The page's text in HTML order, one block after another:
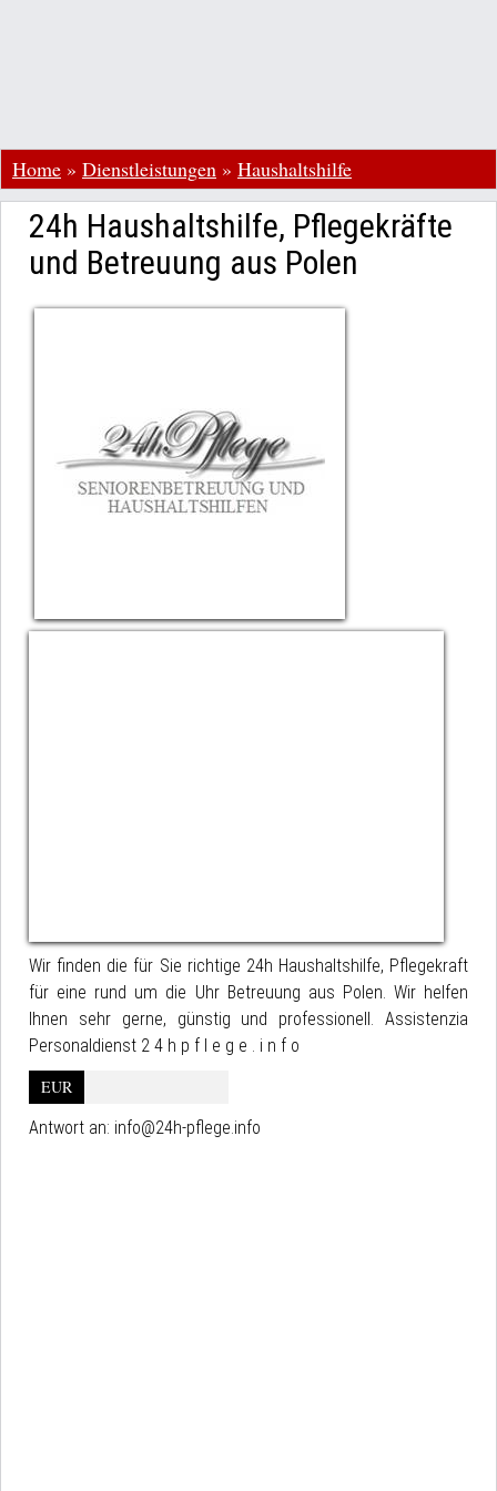
Home » Dienstleistungen » Haushaltshilfe
24h Haushaltshilfe, Pflegekräfte
und Betreuung aus Polen
Wir finden die für Sie richtige 24h Haushaltshilfe, Pflegekraft
für eine rund um die Uhr Betreuung aus Polen. Wir helfen
Ihnen sehr gerne, günstig und professionell. Assistenzia
Personaldienst 2 4 h p f l e g e . i n f o
EUR
Antwort an: info@24h-pflege.info